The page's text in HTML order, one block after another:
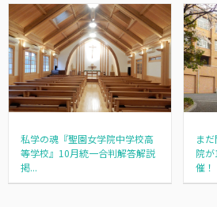
私学の魂『聖園女学院中学校高
等学校』10月統一合判解答解説
掲...
ま
院
催！